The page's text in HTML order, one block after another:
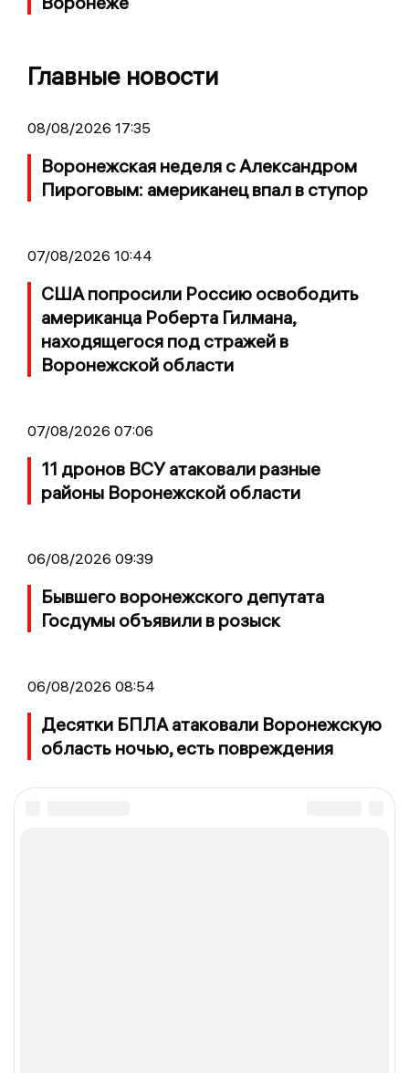
Главные новости
08/08/2026 17:35
Воронежская неделя с Александром
Пироговым: американец впал в ступор
07/08/2026 10:44
США попросили Россию освободить
американца Роберта Гилмана,
находящегося под стражей в
Воронежской области
07/08/2026 07:06
11 дронов ВСУ атаковали разные
районы Воронежской области
06/08/2026 09:39
Бывшего воронежского депутата
Госдумы объявили в розыск
06/08/2026 08:54
Десятки БПЛА атаковали Воронежскую
область ночью, есть повреждения